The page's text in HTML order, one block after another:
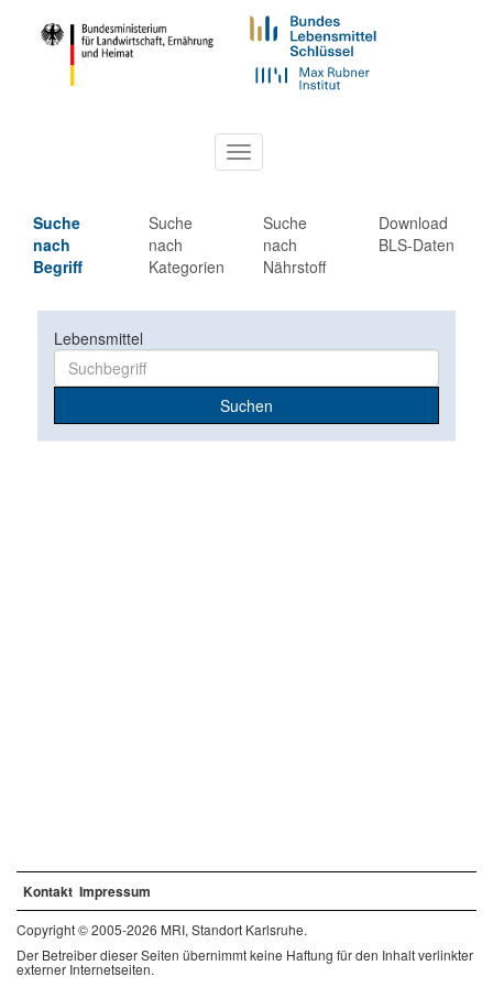
Toggle
navigation
Suche
nach
Begriff
Suche
nach
Kategorien
Suche
nach
Nährstoff
Download
BLS-Daten
Lebensmittel
Suchen
Kontakt Impressum
Copyright © 2005-2026 MRI, Standort Karlsruhe.
Der Betreiber dieser Seiten übernimmt keine Haftung für den Inhalt verlinkter
externer Internetseiten.